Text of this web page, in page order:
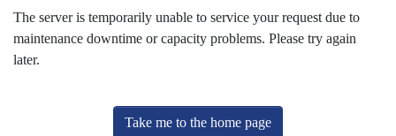
The server is temporarily unable to service your request due to
maintenance downtime or capacity problems. Please try again
later.
Take me to the home page